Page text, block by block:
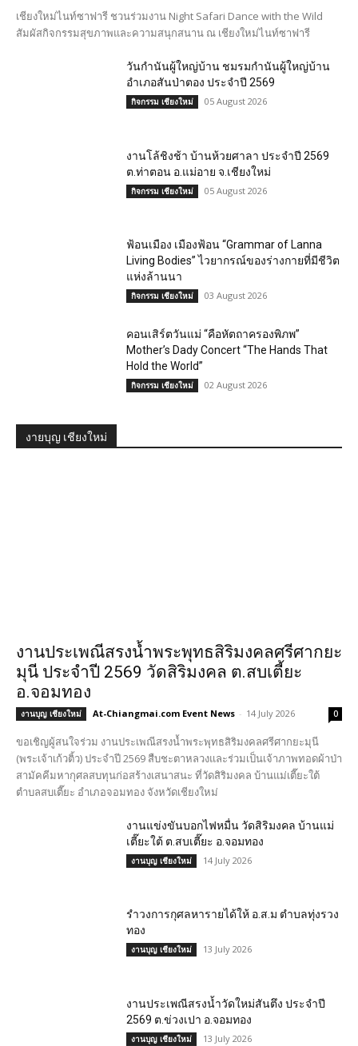
เชียงใหม่ไนท์ซาฟารี ชวนร่วมงาน Night Safari Dance with the Wild
สัมผัสกิจกรรมสุขภาพและความสนุกสนาน ณ เชียงใหม่ไนท์ซาฟารี
วันกำนันผู้ใหญ่บ้าน ชมรมกำนันผู้ใหญ่บ้าน
อำเภอสันป่าตอง ประจำปี 2569
กิจกรรม เชียงใหม่ 05 August 2026
งานโล้ชิงช้า บ้านห้วยศาลา ประจำปี 2569
ต.ท่าตอน อ.แม่อาย จ.เชียงใหม่
กิจกรรม เชียงใหม่ 05 August 2026
ฟ้อนเมือง เมืองฟ้อน “Grammar of Lanna
Living Bodies” ไวยากรณ์ของร่างกายที่มีชีวิต
แห่งล้านนา
กิจกรรม เชียงใหม่ 03 August 2026
คอนเสิร์ตวันแม่ “คือหัตถาครองพิภพ”
Mother’s Dady Concert “The Hands That
Hold the World”
กิจกรรม เชียงใหม่ 02 August 2026
งายบุญ เชียงใหม่
งานประเพณีสรงน้ำพระพุทธสิริมงคลศรีศากยะ
มุนี ประจำปี 2569 วัดสิริมงคล ต.สบเตี้ยะ
อ.จอมทอง
งานบุญ เชียงใหม่ At-Chiangmai.com Event News - 14 July 2026 0
ขอเชิญผู้สนใจร่วม งานประเพณีสรงน้ำพระพุทธสิริมงคลศรีศากยะมุนี
(พระเจ้าเก้วติ้ว) ประจำปี 2569 สืบชะตาหลวงและร่วมเป็นเจ้าภาพทอดผ้าป่า
สามัคคีมหากุศลสบทุนก่อสร้างเสนาสนะ ที่วัดสิริมงคล บ้านแม่เตี๊ยะใต้
ตำบลสบเตี๊ยะ อำเภอจอมทอง จังหวัดเชียงใหม่
งานแข่งขันบอกไฟหมื่น วัดสิริมงคล บ้านแม่
เตี๊ยะใต้ ต.สบเตี๊ยะ อ.จอมทอง
งานบุญ เชียงใหม่ 14 July 2026
รำวงการกุศลหารายได้ให้ อ.ส.ม ตำบลทุ่งรวง
ทอง
งานบุญ เชียงใหม่ 13 July 2026
งานประเพณีสรงน้ำวัดใหม่สันตึง ประจำปี
2569 ต.ข่วงเปา อ.จอมทอง
งานบุญ เชียงใหม่ 13 July 2026